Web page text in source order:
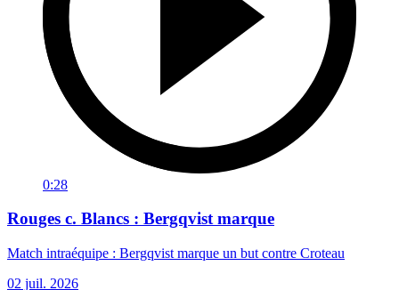
0:28
Rouges c. Blancs : Bergqvist marque
Match intraéquipe : Bergqvist marque un but contre Croteau
02 juil. 2026